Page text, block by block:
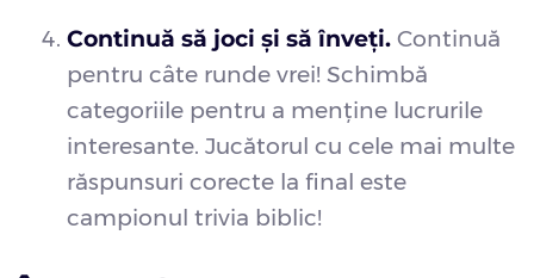
Continuă să joci și să înveți. Continuă
pentru câte runde vrei! Schimbă
categoriile pentru a menține lucrurile
interesante. Jucătorul cu cele mai multe
răspunsuri corecte la final este
campionul trivia biblic!